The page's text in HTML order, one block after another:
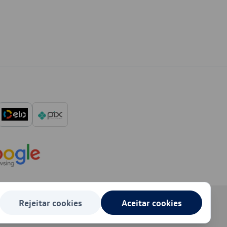
Rejeitar cookies Aceitar cookies